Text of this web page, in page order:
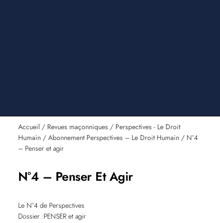
Accueil/ Revues maçonniques/ Perspectives - Le Droit
Humain/ Abonnement Perspectives – Le Droit Humain/ N°4
– Penser et agir
N°4 – Penser Et Agir
Le N°4 de Perspectives
Dossier :PENSER et agir